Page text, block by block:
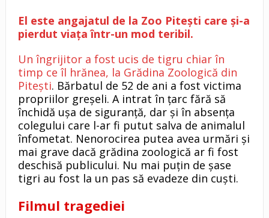
El este angajatul de la Zoo Pitești care și-a
pierdut viața într-un mod teribil.
Un îngrijitor a fost ucis de tigru chiar în
timp ce îl hrănea, la Grădina Zoologică din
Piteşti. Bărbatul de 52 de ani a fost victima
propriilor greşeli. A intrat în ţarc fără să
închidă uşa de siguranţă, dar şi în absenţa
colegului care l-ar fi putut salva de animalul
înfometat. Nenorocirea putea avea urmări şi
mai grave dacă grădina zoologică ar fi fost
deschisă publicului. Nu mai puţin de şase
tigri au fost la un pas să evadeze din cuşti.
Filmul tragediei